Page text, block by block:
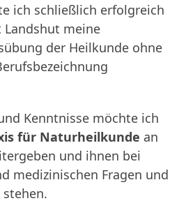
ich schließlich erfolgreich
Landshut meine
der Heilkunde ohne
Kenntnisse möchte ich
für Naturheilkunde an
und ihnen bei
medizinischen Fragen und
stehen.